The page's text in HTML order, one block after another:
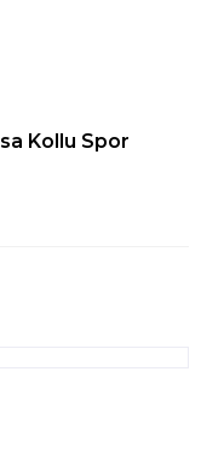
Kollu Spor